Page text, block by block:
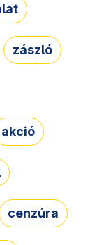
zászló
akció
cenzúra